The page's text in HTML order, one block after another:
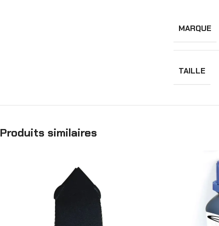
MARQUE
TAILLE
Produits similaires